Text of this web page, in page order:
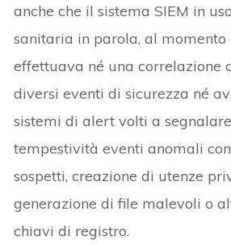
anche che il sistema SIEM in
sanitaria in parola, al momento
effettuava né una correlazione
diversi eventi di sicurezza né
sistemi di alert volti a
tempestività eventi anomali
sospetti, creazione di utenze
generazione di file malevoli o
chiavi di registro.